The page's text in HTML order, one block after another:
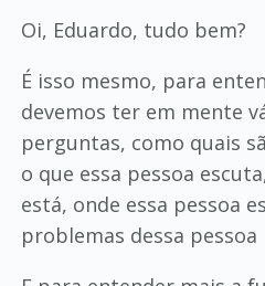
Oi, Eduardo, tudo bem?
É isso mesmo, para
devemos ter em mente
perguntas, como quais
o que essa pessoa
está, onde essa pessoa
problemas dessa pessoa